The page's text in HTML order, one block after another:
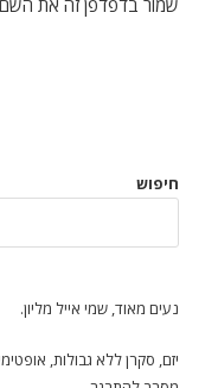
כדי
האינטרנט
שמור בדפדפן זה את
חיפוש
נעים מאוד, שמי אייל מליון.
יזם, סקרן ללא גבולות,